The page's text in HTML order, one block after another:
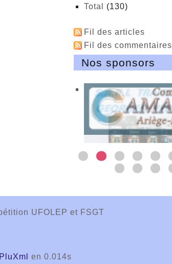
total (130)
Fil des articles
Fil des commentaires
Nos sponsors
UFOLEP et FSGT